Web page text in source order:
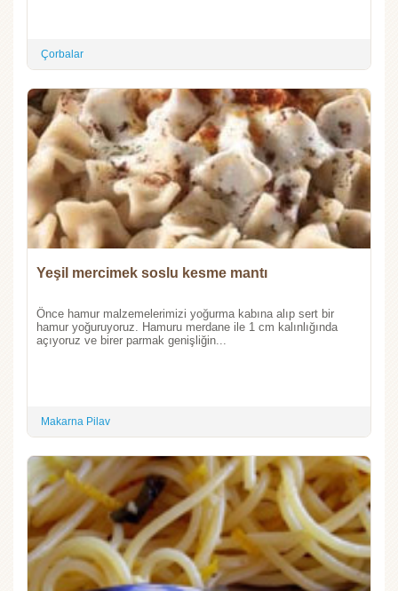
Çorbalar
Yeşil mercimek soslu kesme mantı
Önce hamur malzemelerimizi yoğurma kabına alıp sert bir
hamur yoğuruyoruz. Hamuru merdane ile 1 cm kalınlığında
açıyoruz ve birer parmak genişliğin...
Makarna Pilav